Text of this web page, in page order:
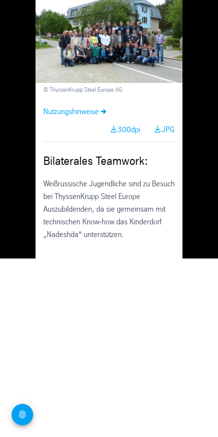
© ThyssenKrupp Steel Europe AG
Nutzungshinweise
300dpi JPG
Bilaterales Teamwork:
Weißrussische Jugendliche sind zu Besuch
bei ThyssenKrupp Steel Europe
Auszubildenden, da sie gemeinsam mit
technischen Know-how das Kinderdorf
„Nadeshda“ unterstützen.